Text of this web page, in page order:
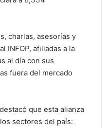
charlas, asesorías y
INFOP, afiliadas a la
al día con sus
fuera del mercado
que esta alianza
sectores del país: